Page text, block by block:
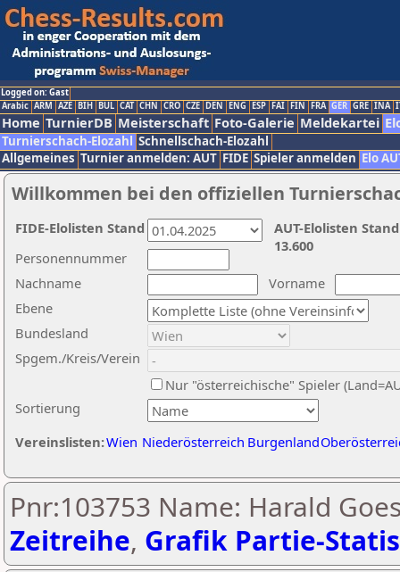
Logged on: Gast
Arabic ARM AZE BIH BUL CAT CHN CRO CZE DEN ENG ESP FAI FIN FRA GER GRE INA
Home TurnierDB Meisterschaft Foto-Galerie Meldekartei
Turnierschach-Elozahl Schnellschach-Elozahl
Allgemeines Turnier anmelden: AUT FIDE Spieler anmelden Elo
Willkommen bei den offiziellen
Nachname
Vorname
Ebene
Sortierung
Personennummer
Bundesland
Spgem./Kreis/Verein
Nur "österreichische" Spieler
Vereinslisten:Wien Niederösterreich Burgenland
AUT-Elolisten
13.600
FIDE-Elolisten Stand
Pnr:103753 Name: Harald
Zeitreihe, Grafik Partie-